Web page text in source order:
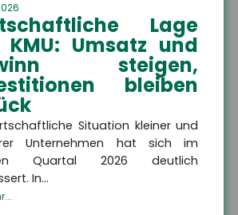
Lage
KMU: Umsatz und
steigen,
bleiben
Situation kleiner und
Unternehmen hat sich im
Quartal 2026 deutlich
In...
gestiegen
Die tarifvertraglichen